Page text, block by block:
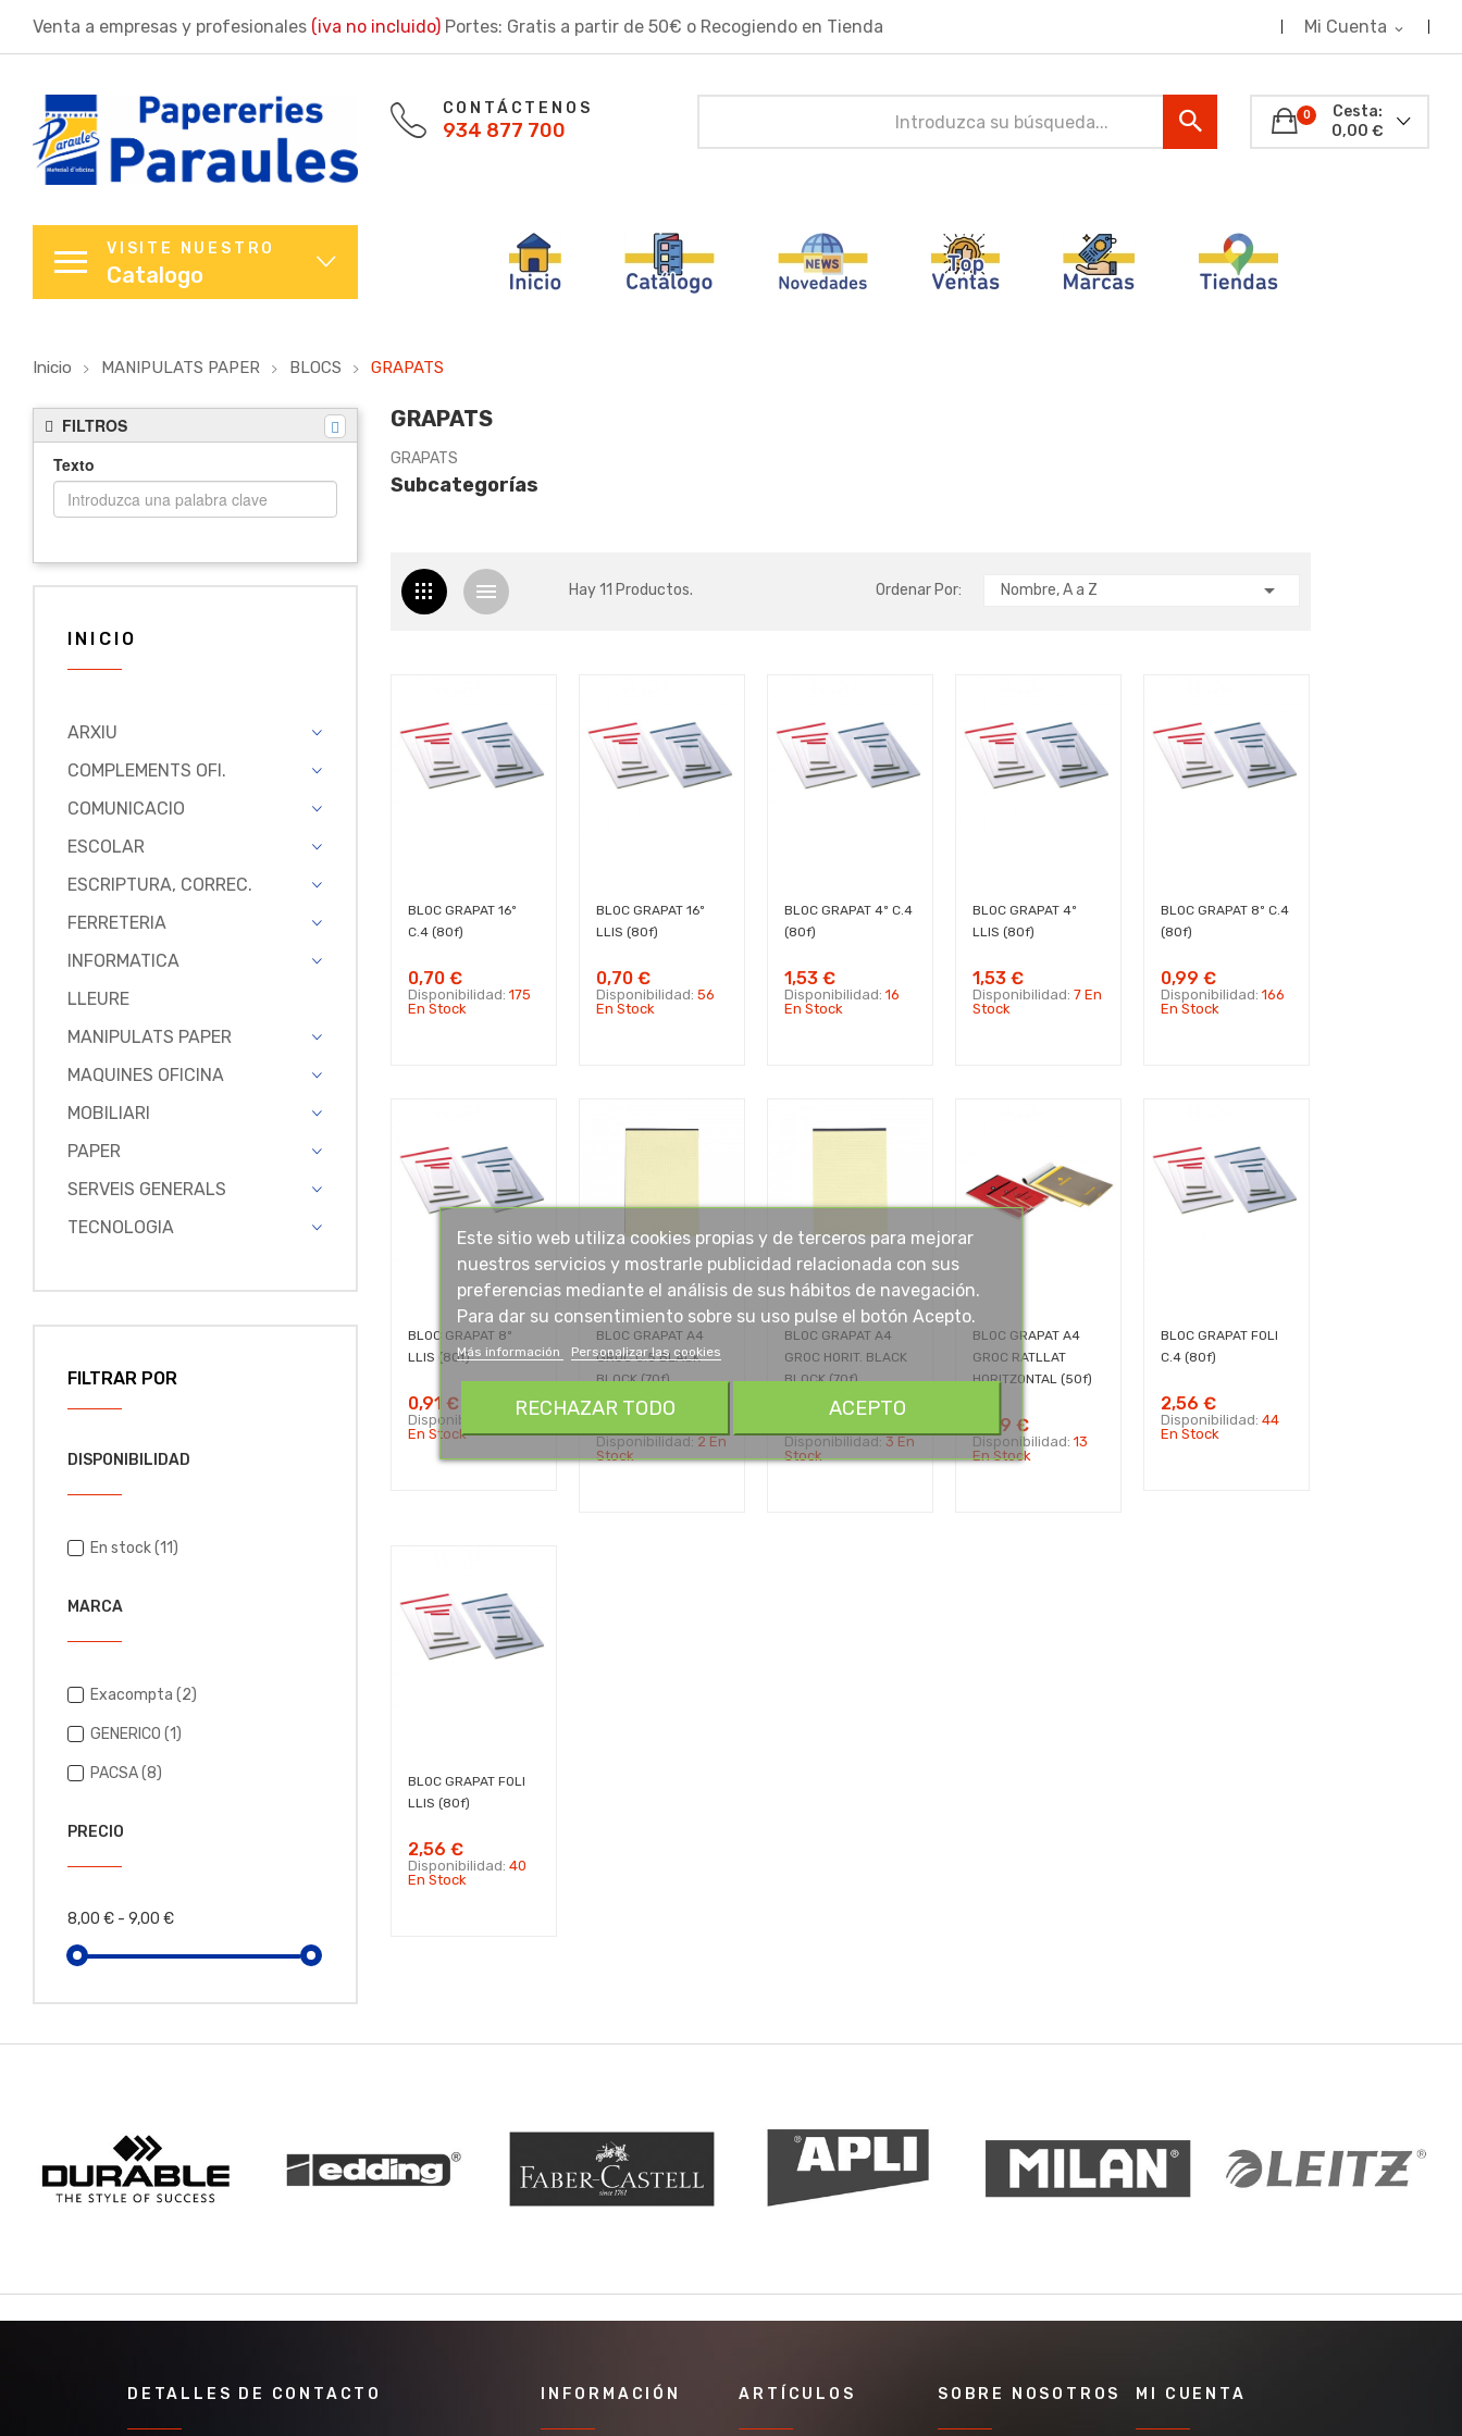
Venta a empresas y profesionales (iva no incluido) Portes: Gratis a partir de 50€ o Recogiendo en Tienda Mi Cuenta expand_more
CONTÁCTENOS
934 877 700
Cesta:
0,00 €
0
VISITE NUESTRO
Catalogo
Inicio MANIPULATS PAPER BLOCS GRAPATS
FILTROS
Texto
INICIO
ARXIU
COMPLEMENTS OFI.
COMUNICACIO
ESCOLAR
ESCRIPTURA, CORREC.
FERRETERIA
INFORMATICA
LLEURE
MANIPULATS PAPER
MAQUINES OFICINA
MOBILIARI
PAPER
SERVEIS GENERALS
TECNOLOGIA
FILTRAR POR
DISPONIBILIDAD
En stock(11)
MARCA
Exacompta (2)
GENERICO (1)
PACSA(8)
PRECIO
8,00 € - 9,00 €
GRAPATS
GRAPATS
Subcategorías
Hay 11 Productos. Ordenar Por: Nombre, A a Z 
BLOC GRAPAT 16º
C.4 (80f)
0,70 €
Disponibilidad: 175
En Stock
BLOC GRAPAT 16º
LLIS (80f)
0,70 €
Disponibilidad: 56
En Stock
BLOC GRAPAT 4º C.4
(80f)
1,53 €
Disponibilidad: 16
En Stock
BLOC GRAPAT 4º
LLIS (80f)
1,53 €
Disponibilidad:7 En
Stock
BLOC GRAPAT 8º C.4
(80f)
0,99 €
Disponibilidad:166
En Stock
BLOC GRAPAT 8º
LLIS (80f)
0,91 €
Disponibilidad:
95
En Stock
BLOC GRAPAT A4
GROC C.5 BLACK
BLOCK (70f)
Disponibilidad:2 En
Stock
BLOC GRAPAT A4
GROC HORIT. BLACK
BLOCK (70f)
Disponibilidad:3 En
Stock
BLOC GRAPAT A4
GROC RATLLAT
HORITZONTAL (50f)
2,69 €
Disponibilidad:13
En Stock
BLOC GRAPAT FOLI
C.4 (80f)
2,56 €
Disponibilidad:44
En Stock
BLOC GRAPAT FOLI
LLIS (80f)
2,56 €
Disponibilidad: 40
En Stock
DETALLES DE CONTACTO INFORMACIÓN ARTÍCULOS SOBRE NOSOTROS MI CUENTA
Este sitio web utiliza cookies propias y de terceros para mejorar
nuestros servicios y mostrarle publicidad relacionada con sus
preferencias mediante el análisis de sus hábitos de navegación.
Para dar su consentimiento sobre su uso pulse el botón Acepto.
Más información Personalizar las cookies
RECHAZAR TODO ACEPTO